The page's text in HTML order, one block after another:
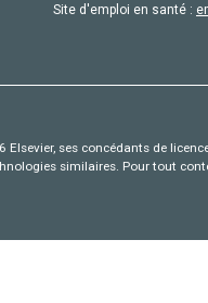
Site d'emploi en santé :
ses concédants de
similaires. Pour tout